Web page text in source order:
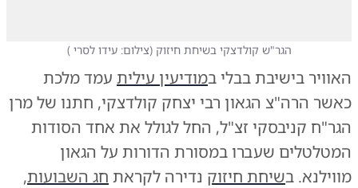
הגר"ש קולדצקי בשיחת חיזוק (צילום: עידו לסרי)
האוויר בישיבת בבלי במודיעין עילית עמד מלכת
כאשר הרה"צ הגאון רבי יצחק קולדצקי, חתנו של מרן
הגר"ח קניבסקי זצ"ל, החל לגולל את אחד הסודות
המטלטלים שעברו במסורת הדורות על הגאון
מווילנא. בשיחת חיזוק נדירה לקראת חג השבועות,